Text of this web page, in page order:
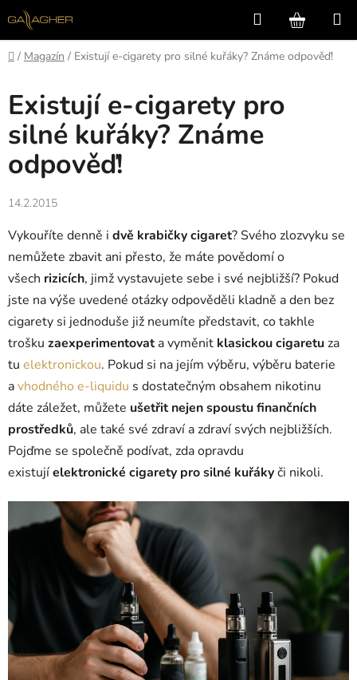
Přejít
na
obsah
Hledat
KOŠÍK
Domů
/ Magazín / Existují e-cigarety pro silné kuřáky? Známe odpověď!
Existují e-cigarety pro
silné kuřáky? Známe
odpověď!
14.2.2015
Vykouříte denně i dvě krabičky cigaret? Svého zlozvyku se
nemůžete zbavit ani přesto, že máte povědomí o
všech rizicích, jimž vystavujete sebe i své nejbližší? Pokud
jste na výše uvedené otázky odpověděli kladně a den bez
cigarety si jednoduše již neumíte představit, co takhle
trošku zaexperimentovat a vyměnit klasickou cigaretuza
tu elektronickou. Pokud si na jejím výběru, výběru baterie
avhodného e-liquidu s dostatečným obsahem nikotinu
dáte záležet, můžete ušetřit nejen spoustu finančních
prostředků, ale také své zdraví a zdraví svých nejbližších.
Pojďme se společně podívat, zda opravdu
existujíelektronické cigarety pro silné kuřákyči nikoli.